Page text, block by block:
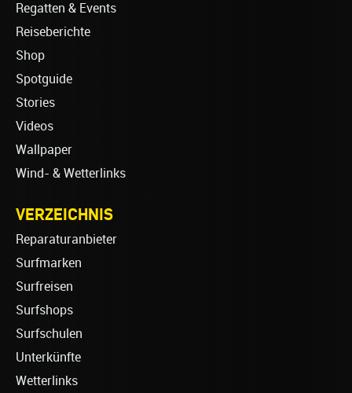
Regatten & Events
Reiseberichte
Shop
Spotguide
Stories
Videos
Wallpaper
Wind- & Wetterlinks
VERZEICHNIS
Reparaturanbieter
Surfmarken
Surfreisen
Surfshops
Surfschulen
Unterkünfte
Wetterlinks